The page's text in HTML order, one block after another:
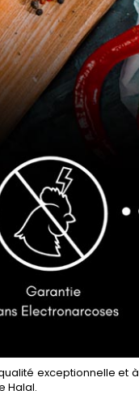
exceptionnelle et
Halal.